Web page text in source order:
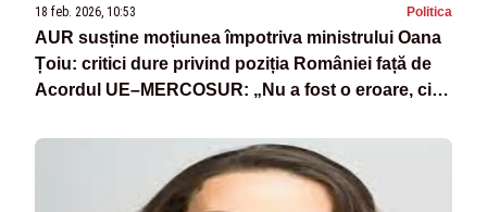
18 feb. 2026, 10:53 Politica
AUR susține moțiunea împotriva ministrului Oana
Țoiu: critici dure privind poziția României față de
Acordul UE–MERCOSUR: „Nu a fost o eroare, ci o